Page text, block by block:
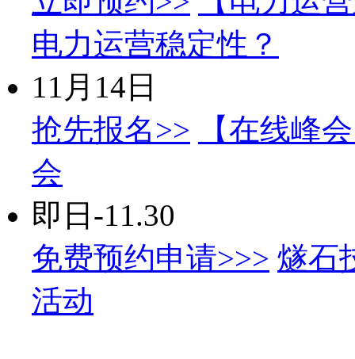
电力运营稳定性？
11月14日
抢先报名>>
【在线峰
会
即日-11.30
免费预约申请>>> 燧石
活动